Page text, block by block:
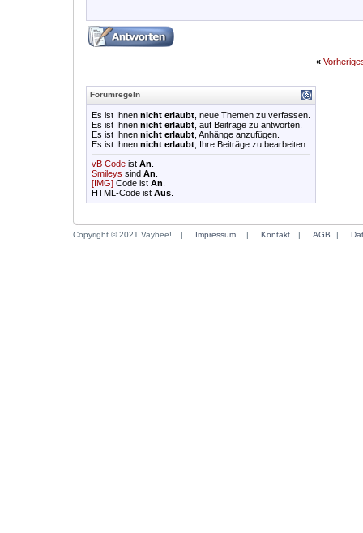
«
Forumregeln
Es ist Ihnen nicht erlaubt , neue Themen zu verfassen.
Es ist Ihnen nicht erlaubt , auf Beiträge zu antworten.
Es ist Ihnen nicht erlaubt , Anhänge anzufügen.
Es ist Ihnen nicht erlaubt , Ihre Beiträge zu bearbeiten.
vB Code ist An
Smileys sind An
[IMG] Code ist An
HTML-Code ist Aus
Copyright © 2021 Vaybee! | Impressum | Kontakt | AGB |